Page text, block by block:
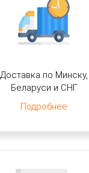
Доставка по Минску,
Беларуси и СНГ
Подробнее